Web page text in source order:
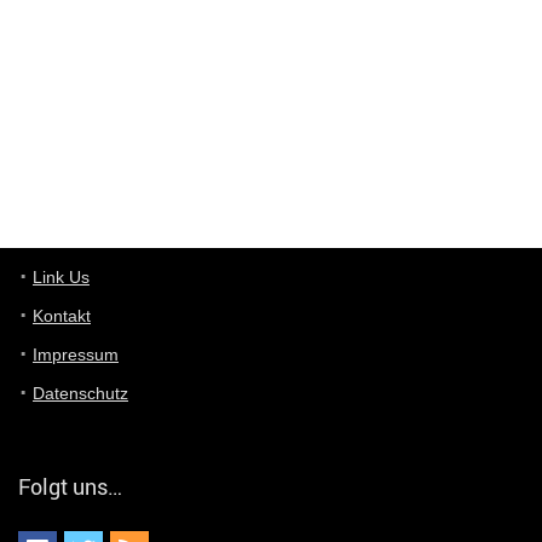
Günni
Link Us
Kontakt
Impressum
Datenschutz
Folgt uns…